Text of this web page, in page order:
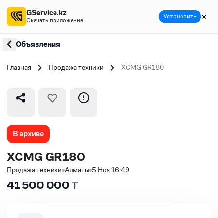
Объявления
Главная Продажа техники XCMG GR180
В архиве
XCMG GR180
Продажа техники Алматы 5 Ноя 16:49
41 500 000 ₸
GService.kz
Скачать приложение Установить ✕